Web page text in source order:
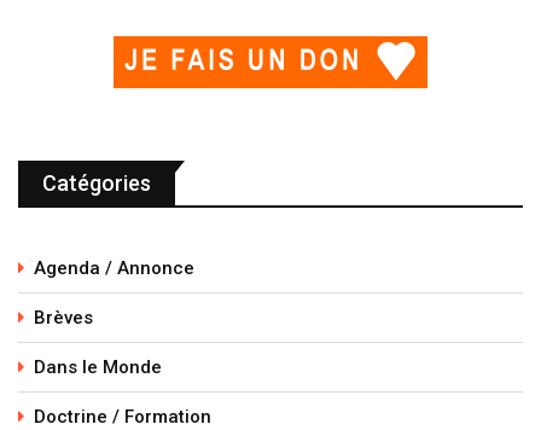
Catégories
Agenda / Annonce
Brèves
Dans le Monde
Doctrine / Formation